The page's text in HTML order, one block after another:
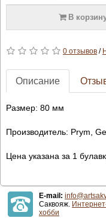
В
0 отзывов/
Описание
Размер: 80 мм
Производитель: Prym,
Цена указана за 1
E-mail:
Саквояж.
хобби